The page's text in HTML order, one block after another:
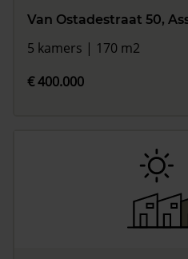
Van Ostadestraat 50,
5 kamers | 170 m2
€ 400.000